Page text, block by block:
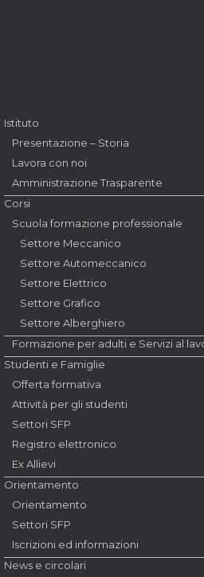
Istituto
Presentazione – Storia
Lavora con noi
Amministrazione Trasparente
Corsi
Scuola formazione professionale
Settore Meccanico
Settore Automeccanico
Settore Elettrico
Settore Grafico
Settore Alberghiero
Formazione per adulti e Servizi al
Studenti e Famiglie
Offerta formativa
Attività per gli studenti
Settori SFP
Registro elettronico
Ex Allievi
Orientamento
Orientamento
Settori SFP
Iscrizioni ed informazioni
News e circolari